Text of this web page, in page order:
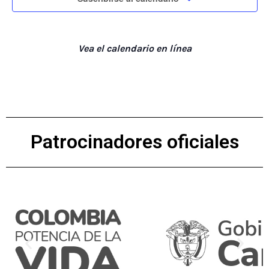
Vea el calendario en línea
Patrocinadores oficiales